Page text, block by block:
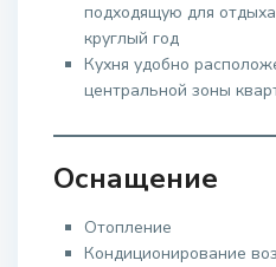
подходящую для
круглый год
Кухня удобно
центральной зоны
Оснащение
Отопление
Кондиционирование